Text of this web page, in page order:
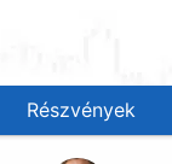
Részvények